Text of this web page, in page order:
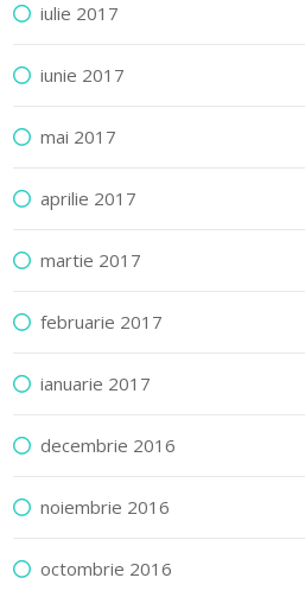
iulie 2017
iunie 2017
mai 2017
aprilie 2017
martie 2017
februarie 2017
ianuarie 2017
decembrie 2016
noiembrie 2016
octombrie 2016